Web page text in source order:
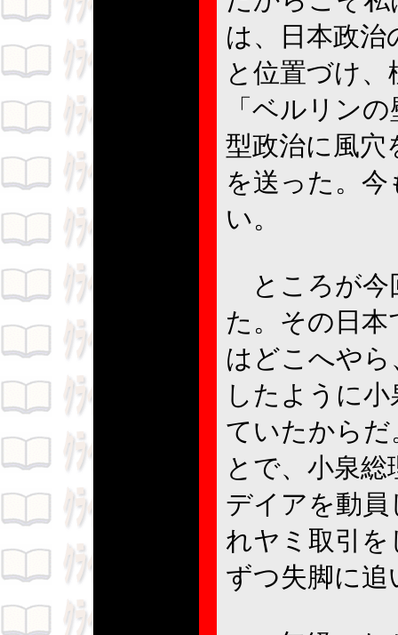
は、日本政
と位置づけ
「ベルリン
型政治に風穴
を送った。
い。
ところが今
た。その日
はどこへや
したように
ていたから
とで、小泉
デイアを動
れヤミ取引を
ずつ失脚に